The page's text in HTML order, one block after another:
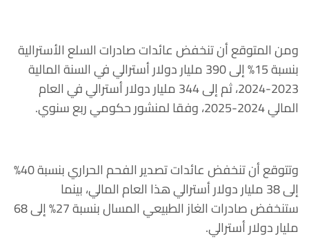
ومن المتوقع أن تنخفض عائدات صادرات السلع الأسترالية
بنسبة 15% إلى 390 مليار دولار أسترالي في السنة المالية
2023-2024، ثم إلى 344 مليار دولار أسترالي في العام
المالي 2024-2025، وفقا لمنشور حكومي ربع سنوي.
وتتوقع أن تنخفض عائدات تصدير الفحم الحراري بنسبة 40%
إلى 38 مليار دولار أسترالي هذا العام المالي، بينما
ستنخفض صادرات الغاز الطبيعي المسال بنسبة 27% إلى 68
مليار دولار أسترالي.